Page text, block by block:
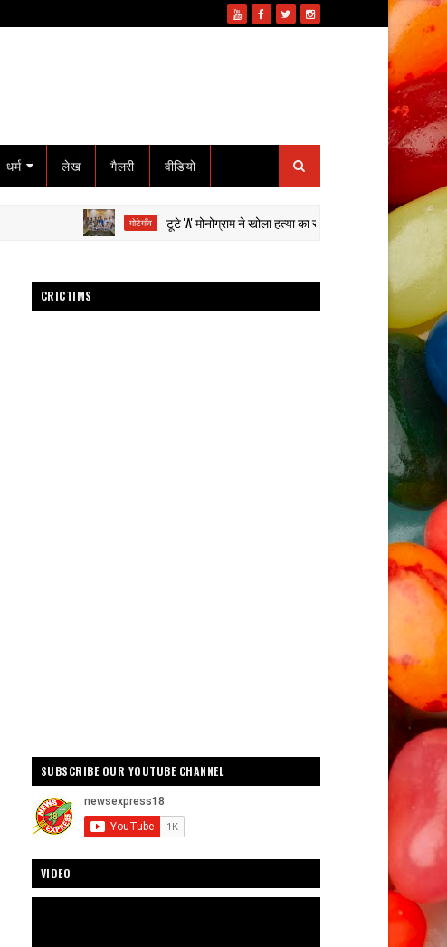
धर्म लेख गैलरी वीडियो
गोटेगाँव टूटे 'A' मोनोग्राम ने खोला हत्या का राज: हाईवा से कुचलकर सड़क हादसा
CRICTIMS
SUBSCRIBE OUR YOUTUBE CHANNEL
VIDEO